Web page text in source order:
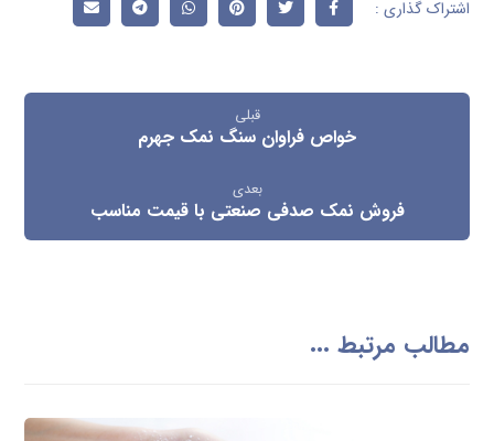
قبلی
خواص فراوان سنگ نمک جهرم
بعدی
فروش نمک صدفی صنعتی با قیمت مناسب
مطالب مرتبط ...